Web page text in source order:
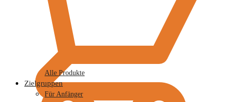
Alle Produkte
Zielgruppen
Für Anfänger